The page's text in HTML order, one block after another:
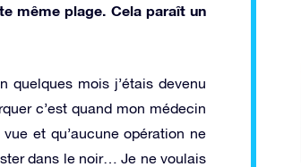
même plage. Cela paraît un
quelques mois j’étais devenu
c’est quand mon médecin
et qu’aucune opération ne
dans le noir… Je ne voulais